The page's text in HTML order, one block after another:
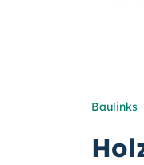
Baulinks